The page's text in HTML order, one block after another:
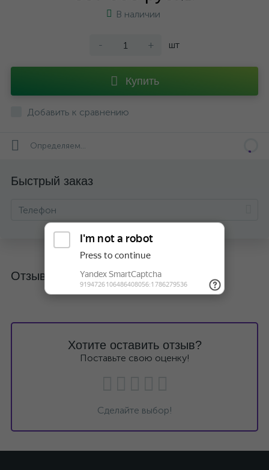
В наличии
- + шт
Купить
Добавить к сравнению
Определяем...
Быстрый заказ
Отзывы
Хотите оставить отзыв?
Поставьте свою оценку!
Сделайте выбор!